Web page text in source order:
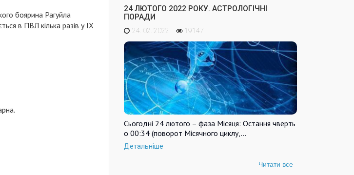
боярина Рагуйла
в ПВЛ кілька разів у ІХ
24 ЛЮТОГО 2022 РОКУ. АСТРОЛОГІЧНІ
ПОРАДИ
24. 02. 2022 19147
Сьогодні 24 лютого – фаза Місяця: Остання чверть
о 00:34 (поворот Місячного циклу,…
Детальніше
Читати все